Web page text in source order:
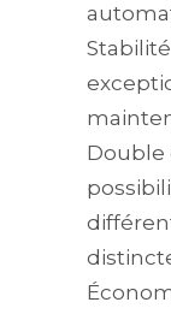
Double